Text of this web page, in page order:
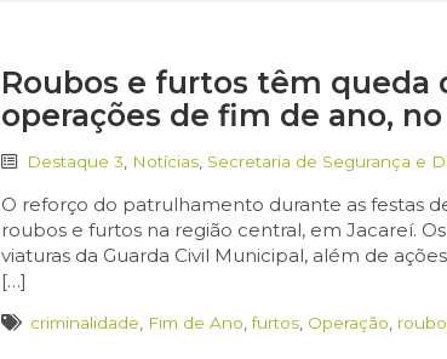
Roubos e furtos têm queda
operações de fim de ano,
Destaque 3 Notícias Secretaria de Segurança e
O reforço do patrulhamento durante as festas
roubos e furtos na região central, em Jacareí.
viaturas da Guarda Civil Municipal, além de
[…]
criminalidade Fim de Ano ,furtos Operação